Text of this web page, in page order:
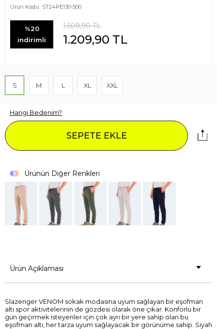
Ürün Kodu: ST24PE130-500
%20
indirimli
1.509,90TL
1.209,90 TL
S M L XL XXL
Hangi Bedenim?
SEPETE EKLE
Ürünün Diğer Renkleri
Ürün Açıklaması
Slazenger VENOM sokak modasına uyum sağlayan bir eşofman
altı spor aktivitelerinin de gözdesi olarak öne çıkar. Konforlu bir
gün geçirmek isteyenler için çok ayrı bir yere sahip olan bu
eşofman altı, her tarza uyum sağlayacak bir görünüme sahip. Siyah